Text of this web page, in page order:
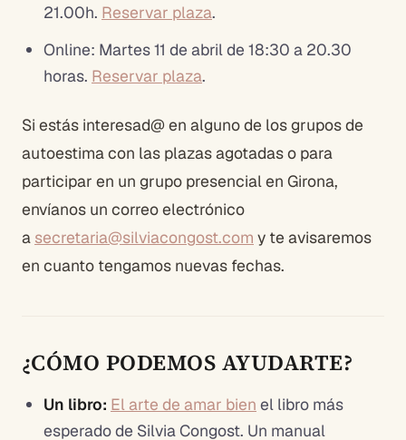
21.00h. Reservar plaza.
Online: Martes 11 de abril de 18:30 a 20.30
horas. Reservar plaza.
Si estás interesad@ en alguno de los grupos de
autoestima con las plazas agotadas o para
participar en un grupo presencial en Girona,
envíanos un correo electrónico
a secretaria@silviacongost.com y te avisaremos
en cuanto tengamos nuevas fechas.
¿CÓMO PODEMOS AYUDARTE?
Un libro: El arte de amar bien el libro más
esperado de Silvia Congost. Un manual